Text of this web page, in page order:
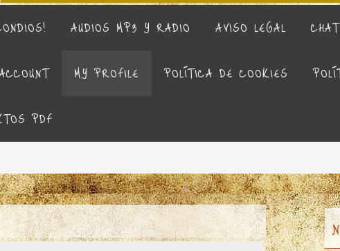
AUDIOS MP3 Y RADIO AVISO LEGAL
MY PROFILE POLÍTICA DE COOKIES
PDF